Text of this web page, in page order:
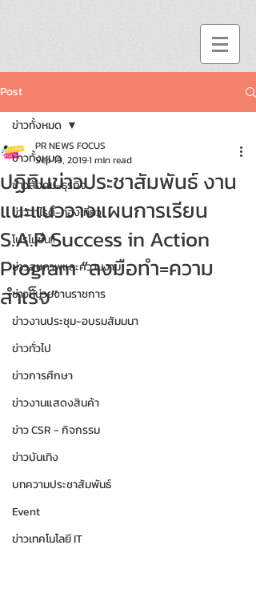
Post
ข่าวทั้งหมด
ข่าวสังคม-ธุรกิจ
ข่าววาไรตี้-ท่องเที่ยว
โปรโมชั่น!!
ข่าวสุขภาพและความงาม
ข่าวหน่วยงานราชการ
ข่าวงานประชุม-อบรมสัมมนา
ข่าวทั่วไป
ข่าวการศึกษา
ข่าวงานแสดงสินค้า
ข่าว CSR - กิจกรรม
ข่าวบันเทิง
บทความประชาสัมพันธ์
Event
ข่าวเทคโนโลยี IT
ข่าวทั้งหมด
ปฏิทินข่าวประชาสัมพันธ์ งาน
แนะแนววางแผนการเรียน
S.A.P Success in Action
Program “ลงมือทำ=ความ
สำเร็จ”
PR NEWS FOCUS
Sep 19, 20191 min read